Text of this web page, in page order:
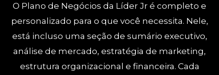
O Plano de Negócios da Líder Jr é completo e
personalizado para o que você necessita. Nele,
está incluso uma seção de sumário executivo,
análise de mercado, estratégia de marketing,
estrutura organizacional e financeira. Cada